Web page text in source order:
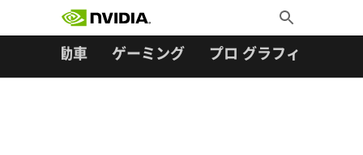
Toggle
Search
自動車 ゲーミング プロ グラフィックス